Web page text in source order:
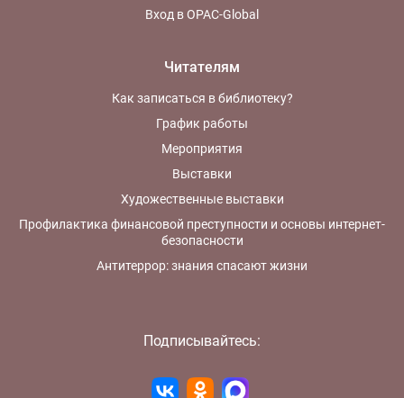
Вход в OPAC-Global
Читателям
Как записаться в библиотеку?
График работы
Мероприятия
Выставки
Художественные выставки
Профилактика финансовой преступности и основы интернет-
безопасности
Антитеррор: знания спасают жизни
Подписывайтесь: